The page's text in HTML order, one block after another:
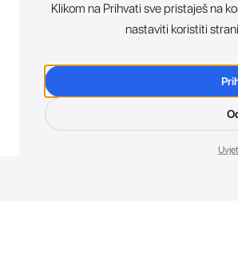
Klikom na Prihvati sve pristaješ na
nastaviti koristiti